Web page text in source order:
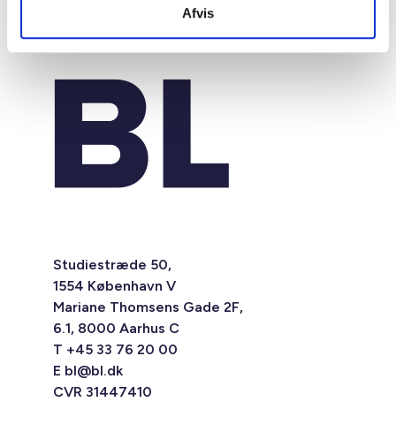
Afvis
Studiestræde 50,
1554 København V
Mariane Thomsens Gade 2F,
6.1, 8000 Aarhus C
T +45 33 76 20 00
E bl@bl.dk
CVR 31447410